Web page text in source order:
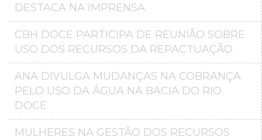
DESTACA NA IMPRENSA
CBH DOCE PARTICIPA DE REUNIÃO SOBRE
USO DOS RECURSOS DA REPACTUAÇÃO
ANA DIVULGA MUDANÇAS NA COBRANÇA
PELO USO DA ÁGUA NA BACIA DO RIO
DOCE
MULHERES NA GESTÃO DOS RECURSOS